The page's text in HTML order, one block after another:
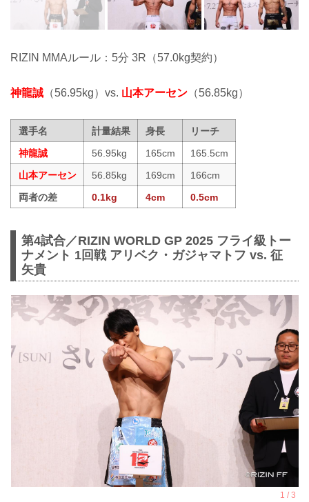
RIZIN MMAルール：5分 3R（57.0kg契約）
神龍誠 （56.95kg）vs. 山本アーセン （56.85kg）
選手名 計量結果 身長
リーチ
神龍誠
56.95kg 165cm
165.5cm
山本アーセン
56.85kg 169cm
166cm
両者の差
0.1kg 4cm 0.5cm
第4試合／RIZIN WORLD GP 2025 フライ級トー
ナメント 1回戦 アリベク・ガジャマトフ vs. 征
矢貴